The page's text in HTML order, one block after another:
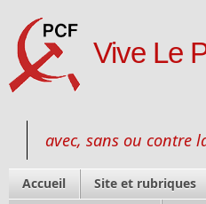
Vive Le
avec, sans ou contre
Accueil Site et rubriques